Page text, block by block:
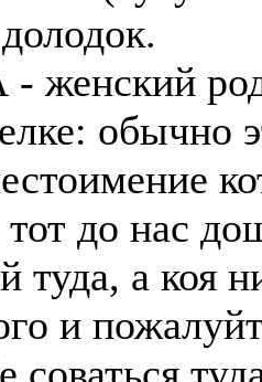
род
обычно
до нас
туда, а коя
и